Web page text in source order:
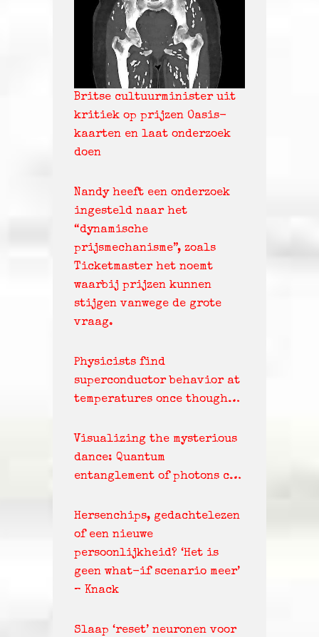
Britse cultuurminister uit
kritiek op prijzen Oasis-
kaarten en laat onderzoek
doen
Nandy heeft een onderzoek
ingesteld naar het
“dynamische
prijsmechanisme”, zoals
Ticketmaster het noemt
waarbij prijzen kunnen
stijgen vanwege de grote
vraag.
Physicists find
superconductor behavior at
temperatures once though…
Visualizing the mysterious
dance: Quantum
entanglement of photons c…
Hersenchips, gedachtelezen
of een nieuwe
persoonlijkheid? ‘Het is
geen what-if scenario meer’
– Knack
Slaap ‘reset’ neuronen voor